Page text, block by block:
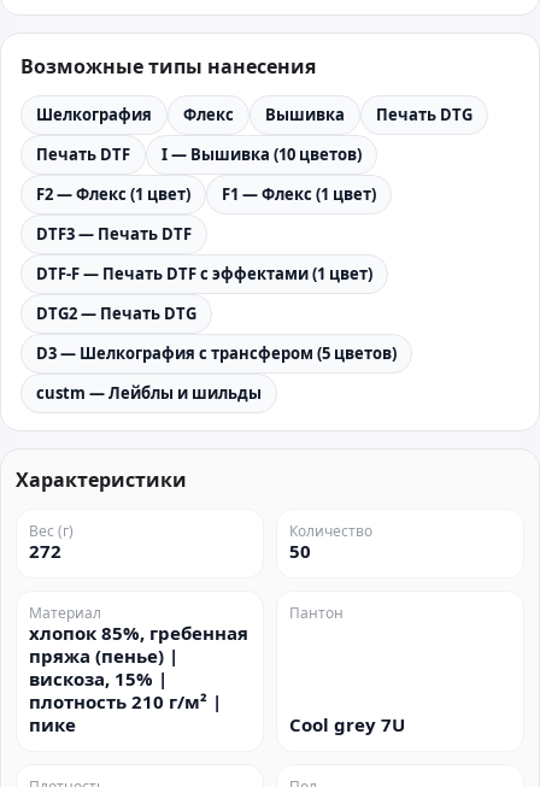
Возможные типы нанесения
Шелкография Флекс Вышивка
Печать DTG
Печать DTF
I — Вышивка (10 цветов)
F2 — Флекс (1 цвет)
F1 — Флекс (1 цвет)
DTF3 — Печать DTF
DTF-F — Печать DTF с эффектами (1 цвет)
DTG2 — Печать DTG
D3 — Шелкография с трансфером (5 цветов)
custm — Лейблы и шильды
Характеристики
Вес (г)
272
Количество
50
Материал
хлопок 85%, гребенная
пряжа (пенье) |
вискоза, 15% |
плотность 210 г/м² |
пике
Пантон
Cool grey 7U